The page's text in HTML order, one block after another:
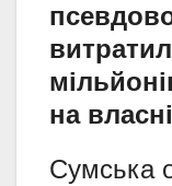
на
Сумська